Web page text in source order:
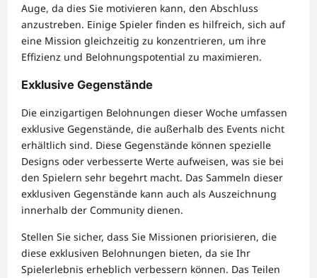
Auge, da dies Sie motivieren kann, den Abschluss
anzustreben. Einige Spieler finden es hilfreich, sich auf
eine Mission gleichzeitig zu konzentrieren, um ihre
Effizienz und Belohnungspotential zu maximieren.
Exklusive Gegenstände
Die einzigartigen Belohnungen dieser Woche umfassen
exklusive Gegenstände, die außerhalb des Events nicht
erhältlich sind. Diese Gegenstände können spezielle
Designs oder verbesserte Werte aufweisen, was sie bei
den Spielern sehr begehrt macht. Das Sammeln dieser
exklusiven Gegenstände kann auch als Auszeichnung
innerhalb der Community dienen.
Stellen Sie sicher, dass Sie Missionen priorisieren, die
diese exklusiven Belohnungen bieten, da sie Ihr
Spielerlebnis erheblich verbessern können. Das Teilen